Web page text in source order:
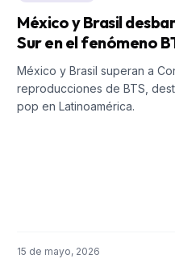
México y Brasil
Sur en el fenómeno
México y Brasil superan a
reproducciones de BTS,
pop en Latinoamérica.
15 de mayo, 2026